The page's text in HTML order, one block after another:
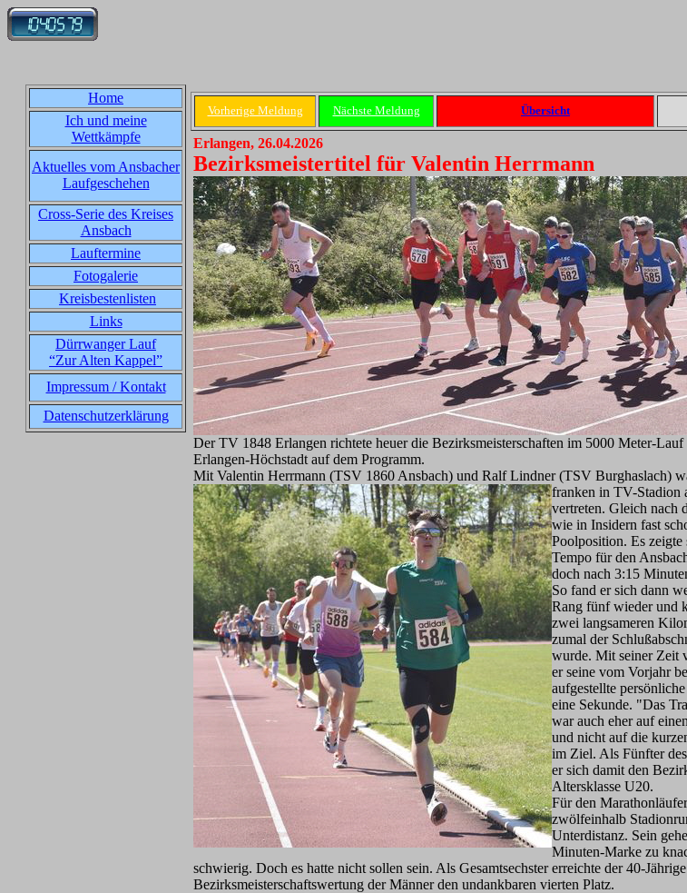
Home
Ich und meine
Wettkämpfe
Aktuelles vom Ansbacher
Laufgeschehen
Cross-Serie des Kreises
Ansbach
Lauftermine
Fotogalerie
Kreisbestenlisten
Links
Dürrwanger Lauf
“Zur Alten Kappel”
Impressum / Kontakt
Datenschutzerklärung
Vorherige Meldung Nächste Meldung Übersicht
Erlangen, 26.04.2026
Bezirksmeistertitel für Valentin Herrmann
Der TV 1848 Erlangen richtete heuer die Bezirksmeisterschaften im 5000 Meter-
Erlangen-Höchstadt auf dem Programm.
Mit Valentin Herrmann (TSV 1860 Ansbach) und Ralf Lindner (TSV Burghaslach)
franken in TV-Stadion
vertreten. Gleich nach
wie in Insidern fast
Poolposition. Es zeigte
Tempo für den
doch nach 3:15
So fand er sich dann
Rang fünf wieder und
zwei langsameren
zumal der
wurde. Mit seiner Zeit
er seine vom Vorjahr
aufgestellte
eine Sekunde. "Das
war auch eher auf
und nicht auf die
im Ziel. Als Fünfter
er sich damit den
Altersklasse U20.
Für den
zwölfeinhalb
Unterdistanz. Sein
Minuten-Marke zu
schwierig. Doch es hatte nicht sollen sein. Als Gesamtsechster erreichte der 40-
Bezirksmeisterschaftswertung der Männer den undankbaren vierten Platz.